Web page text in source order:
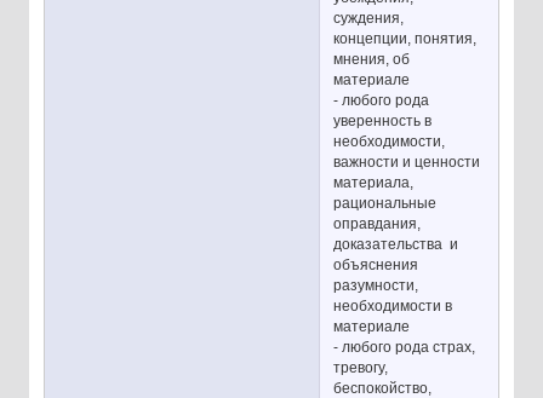
суждения,
концепции, понятия,
мнения, об
материале
- любого рода
уверенность в
необходимости,
важности и ценности
материала,
рациональные
оправдания,
доказательства и
объяснения
разумности,
необходимости в
материале
- любого рода страх,
тревогу,
беспокойство,